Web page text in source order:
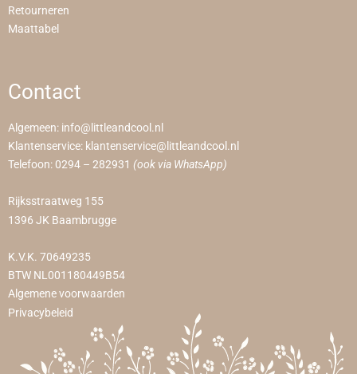
Retourneren
Maattabel
Contact
Algemeen: info@littleandcool.nl
Klantenservice: klantenservice@littleandcool.nl
Telefoon: 0294 – 282931 (ook via WhatsApp)
Rijksstraatweg 155
1396 JK Baambrugge
K.V.K. 70649235
BTW NL001180449B54
Algemene voorwaarden
Privacybeleid